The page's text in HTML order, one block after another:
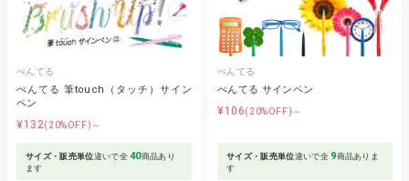
ぺんてる
ぺんてる 筆touch（タッチ）サイン
ペン
¥132(20%OFF)～
サイズ・販売単位違いで全40商品あり
ます
ぺんてる
ぺんてる サインペン
¥106(20%OFF)～
サイズ・販売単位違いで全 9商品ありま
す